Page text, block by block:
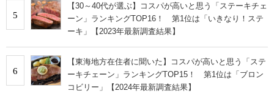
5
【30～40代が選ぶ】コスパが高いと思う「ステーキチェ
ーン」ランキングTOP16！ 第1位は「いきなり！ステ
ーキ」【2023年最新調査結果】
6
【東海地方在住者に聞いた】コスパが高いと思う「ステ
ーキチェーン」ランキングTOP15！ 第1位は「ブロン
コビリー」【2024年最新調査結果】